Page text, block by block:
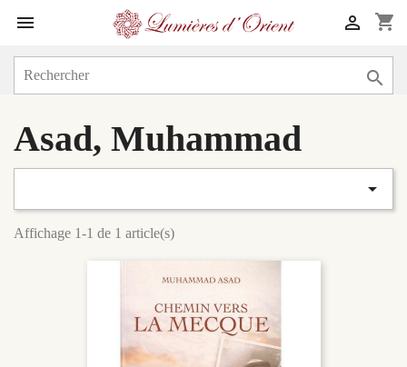
 shopping_cart


Asad, Muhammad

Affichage 1-1 de 1 article(s)